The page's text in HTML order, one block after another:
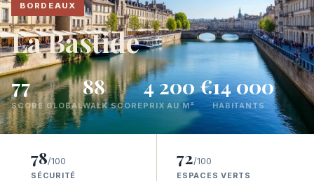
BORDEAUX
La Bastide
77
SCORE GLOBAL
88
WALK SCORE
4 200 €
PRIX AU M²
14 000
HABITANTS
78/100
SÉCURITÉ
72/100
ESPACES VERTS